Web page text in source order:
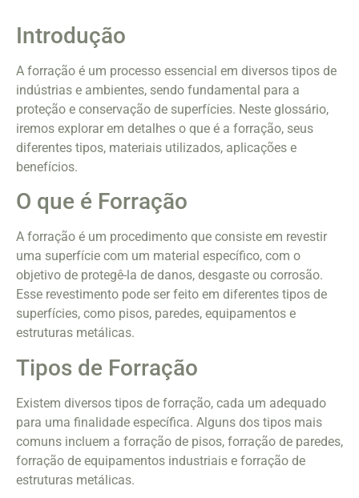
Introdução
A forração é um processo essencial em diversos tipos de
indústrias e ambientes, sendo fundamental para a
proteção e conservação de superfícies. Neste glossário,
iremos explorar em detalhes o que é a forração, seus
diferentes tipos, materiais utilizados, aplicações e
benefícios.
O que é Forração
A forração é um procedimento que consiste em revestir
uma superfície com um material específico, com o
objetivo de protegê-la de danos, desgaste ou corrosão.
Esse revestimento pode ser feito em diferentes tipos de
superfícies, como pisos, paredes, equipamentos e
estruturas metálicas.
Tipos de Forração
Existem diversos tipos de forração, cada um adequado
para uma finalidade específica. Alguns dos tipos mais
comuns incluem a forração de pisos, forração de paredes,
forração de equipamentos industriais e forração de
estruturas metálicas.